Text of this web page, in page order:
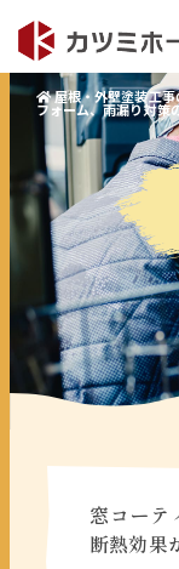
屋根・外壁塗装工事
フォーム、雨漏り対策
窓コーテ
断熱効果